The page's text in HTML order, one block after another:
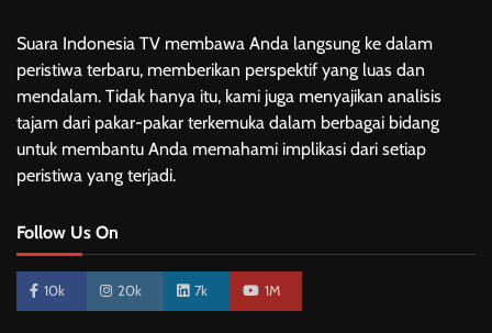
Suara Indonesia TV membawa Anda langsung ke dalam
peristiwa terbaru, memberikan perspektif yang luas dan
mendalam. Tidak hanya itu, kami juga menyajikan analisis
tajam dari pakar-pakar terkemuka dalam berbagai bidang
untuk membantu Anda memahami implikasi dari setiap
peristiwa yang terjadi.
Follow Us On
10k 20k 7k 1M